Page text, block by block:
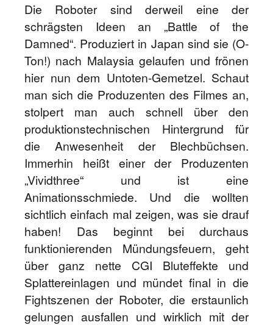
Die Roboter sind derweil eine der
schrägsten Ideen an „Battle of the
Damned“. Produziert in Japan sind sie (O-
Ton!) nach Malaysia gelaufen und frönen
hier nun dem Untoten-Gemetzel. Schaut
man sich die Produzenten des Filmes an,
stolpert man auch schnell über den
produktionstechnischen Hintergrund für
die Anwesenheit der Blechbüchsen.
Immerhin heißt einer der Produzenten
„Vividthree“ und ist eine
Animationsschmiede. Und die wollten
sichtlich einfach mal zeigen, was sie drauf
haben! Das beginnt bei durchaus
funktionierenden Mündungsfeuern, geht
über ganz nette CGI Bluteffekte und
Splattereinlagen und mündet final in die
Fightszenen der Roboter, die erstaunlich
gelungen ausfallen und wirklich mit der